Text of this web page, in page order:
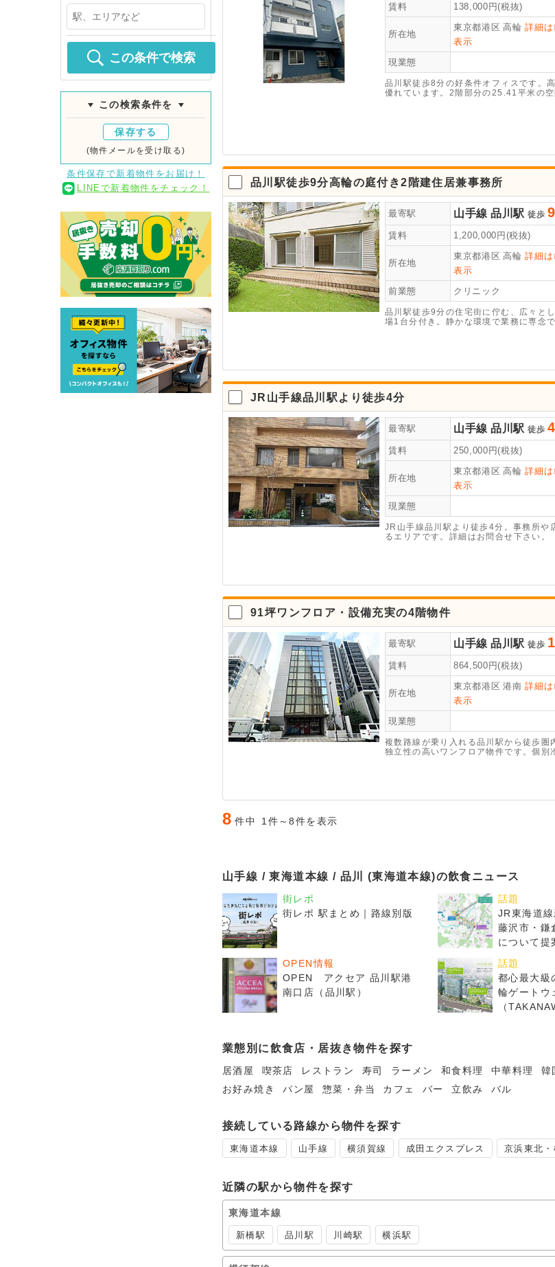
この条件で検索
この検索条件を
保存する
(物件メールを受け取る)
条件保存で新着物件をお届け！
LINEで新着物件をチェック！
賃料 138,000 円(税抜)
所在地
東京都港区 高輪詳細は
表示
現業態
品川駅徒歩8分の好条件オフィスです。
優れています。2階部分の25.41平米の
品川駅徒歩9分高輪の庭付き2階建住居兼事務所
最寄駅 山手線 品川駅 徒歩 9
賃料 1,200,000円(税抜)
所在地
東京都港区 高輪詳細は
表示
前業態 クリニック
品川駅徒歩9分の住宅街に佇む、広々と
場1台分付き。静かな環境で業務に専念
JR山手線品川駅より徒歩4分
最寄駅 山手線 品川駅 徒歩 4
賃料 250,000円(税抜)
所在地
東京都港区 高輪詳細は
表示
現業態
JR山手線品川駅より徒歩4分。事務所や
るエリアです。詳細はお問合せ下さい。
91坪ワンフロア・設備充実の4階物件
最寄駅 山手線 品川駅 徒歩
賃料 864,500円(税抜)
所在地
東京都港区 港南詳細は
表示
現業態
複数路線が乗り入れる品川駅から徒歩圏
独立性の高いワンフロア物件です。個別
最新の空室状況については、お気軽にお
8 件中 1件～8件を表示
山手線 / 東海道本線 / 品川 (東海道本線)の飲食ニュース
街レポ
街レポ 駅まとめ｜路線別版
話題
JR東海道
藤沢市・鎌
について提
OPEN情報
OPEN アクセア 品川駅港
南口店（品川駅）
話題
都心最大級
輪ゲートウ
（
業態別に飲食店・居抜き物件を探す
居酒屋 喫茶店 レストラン 寿司 ラーメン 和食料理 中華料理 韓
お好み焼き
パン屋 惣菜・弁当 カフェ バー 立飲み バル
接続している路線から物件を探す
東海道本線 山手線 横須賀線 成田エクスプレス 京浜東北・
近隣の駅から物件を探す
東海道本線
新橋駅 品川駅 川崎駅 横浜駅